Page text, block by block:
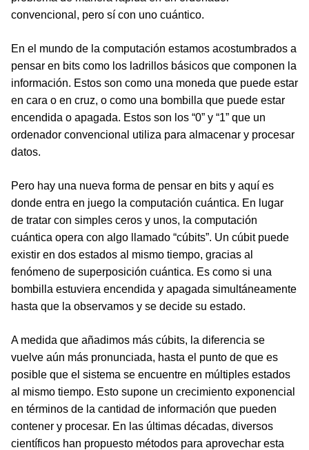
convencional, pero sí con uno cuántico.
En el mundo de la computación estamos acostumbrados a
pensar en bits como los ladrillos básicos que componen la
información. Estos son como una moneda que puede estar
en cara o en cruz, o como una bombilla que puede estar
encendida o apagada. Estos son los “0” y “1” que un
ordenador convencional utiliza para almacenar y procesar
datos.
Pero hay una nueva forma de pensar en bits y aquí es
donde entra en juego la computación cuántica. En lugar
de tratar con simples ceros y unos, la computación
cuántica opera con algo llamado “cúbits”. Un cúbit puede
existir en dos estados al mismo tiempo, gracias al
fenómeno de superposición cuántica. Es como si una
bombilla estuviera encendida y apagada simultáneamente
hasta que la observamos y se decide su estado.
A medida que añadimos más cúbits, la diferencia se
vuelve aún más pronunciada, hasta el punto de que es
posible que el sistema se encuentre en múltiples estados
al mismo tiempo. Esto supone un crecimiento exponencial
en términos de la cantidad de información que pueden
contener y procesar. En las últimas décadas, diversos
científicos han propuesto métodos para aprovechar esta